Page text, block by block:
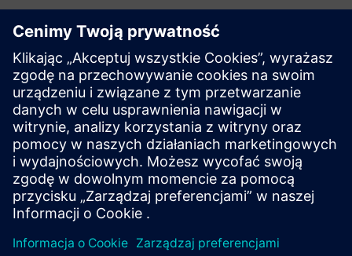
Automatyzacja procesów i
optymalizacja parametrów
Przyspiesz wykonywalny proces tworzenia digital twin
bliźniaków poprzez automatyzację tworzenia przepływów
pracy, wydajne eksplorowanie przestrzeni projektowej i
ułatwianie odkrywania zoptymalizowanych rozwiązań.
SŁUCHAjest idealnym towarzyszem umożliwiającym szybki
proces decyzyjny i holistyczne podejście do optymalizacji,
które uwzględnia interakcje między różnymi domenami.